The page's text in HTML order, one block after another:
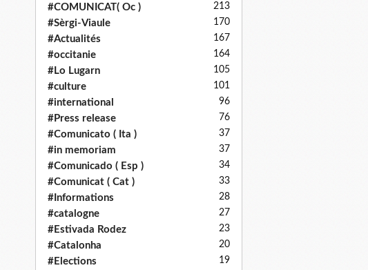
#COMUNICAT( Oc ) 213
#Sèrgi-Viaule 170
#Actualités 167
#occitanie 164
#Lo Lugarn 105
#culture 101
#international 96
#Press release 76
#Comunicato ( Ita ) 37
#in memoriam 37
#Comunicado ( Esp ) 34
#Comunicat ( Cat ) 33
#Informations 28
#catalogne 27
#Estivada Rodez 23
#Catalonha 20
#Elections 19